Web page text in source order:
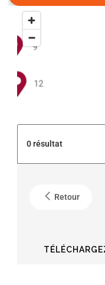
12
9
0 résultat
Retour